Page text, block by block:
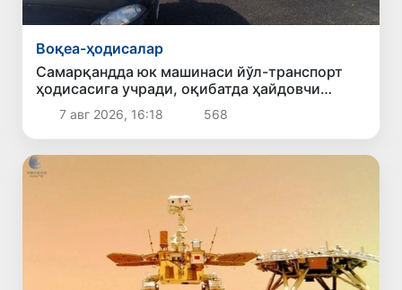
Воқеа-ҳодисалар
Самарқандда юк машинаси йўл-транспорт
ҳодисасига учради, оқибатда ҳайдовчи
ҳалок бўлди
7 авг 2026, 16:18 568